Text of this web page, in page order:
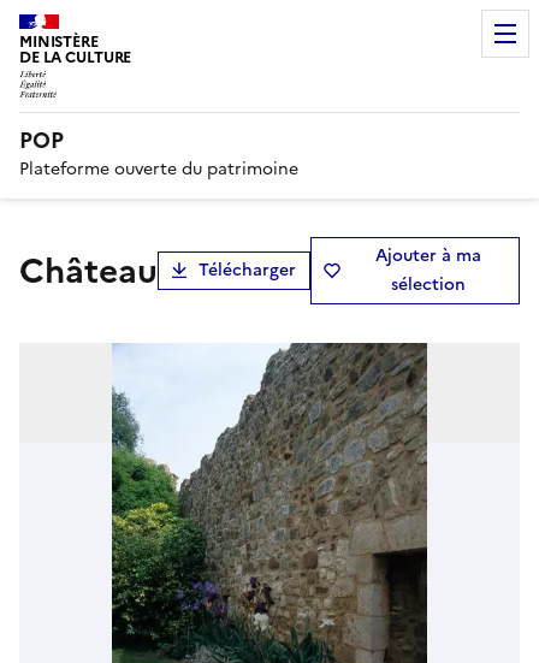
MINISTÈRE
DE LA CULTURE
POP
Plateforme ouverte du patrimoine
château Télécharger
Ajouter à ma
sélection